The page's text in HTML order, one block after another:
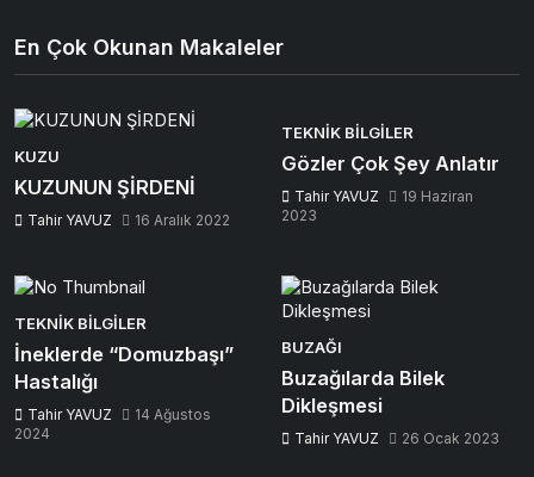
En Çok Okunan Makaleler
KUZU
KUZUNUN ŞİRDENİ
Tahir YAVUZ 16 Aralık 2022
TEKNIK BILGILER
Gözler Çok Şey Anlatır
Tahir YAVUZ
19 Haziran
2023
TEKNIK BILGILER
İneklerde “Domuzbaşı”
Hastalığı
Tahir YAVUZ
14 Ağustos
2024
BUZAĞI
Buzağılarda Bilek
Dikleşmesi
Tahir YAVUZ 26 Ocak 2023